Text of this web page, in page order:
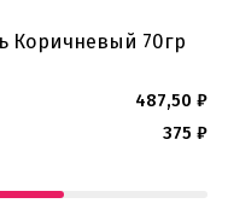
Коричневый 70гр
487,50 ₽
375 ₽